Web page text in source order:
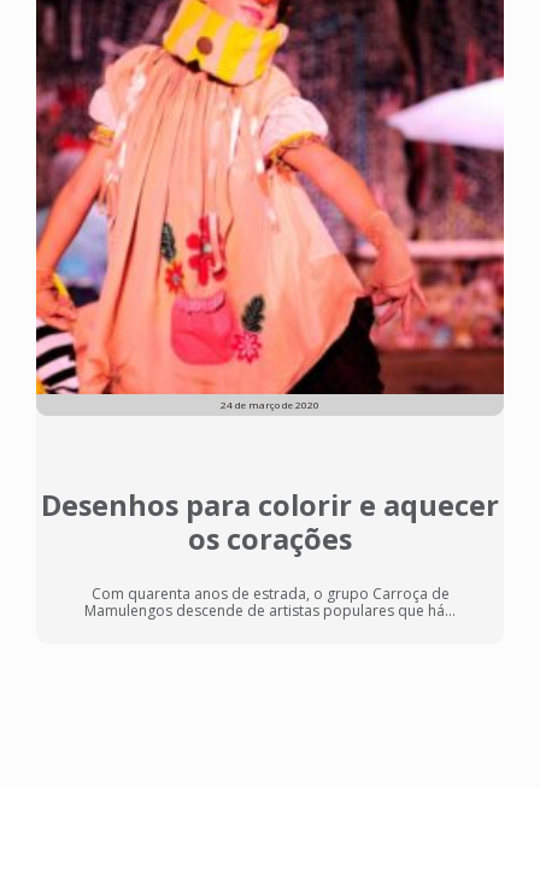
24 de março de 2020
Desenhos para colorir e aquecer
os corações
Com quarenta anos de estrada, o grupo Carroça de
Mamulengos descende de artistas populares que há...